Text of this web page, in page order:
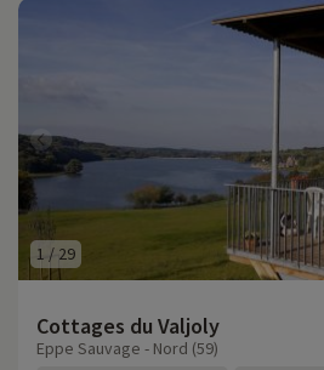
1 / 29
Cottages du Valjoly
Eppe Sauvage - Nord (59)